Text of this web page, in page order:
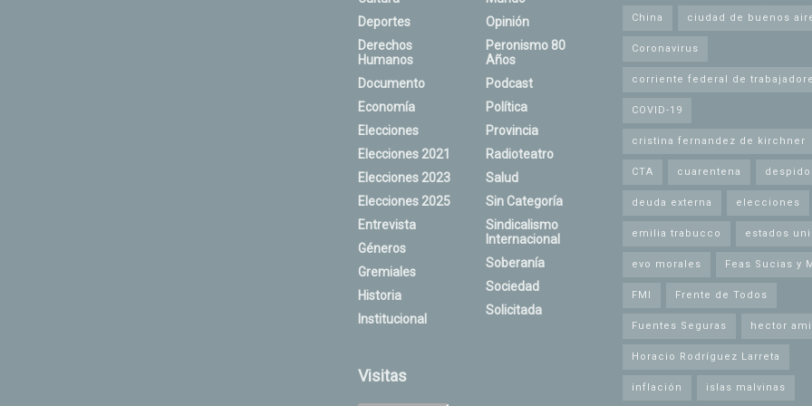
Deportes
Derechos
Humanos
Documento
Economía
Elecciones
Elecciones 2021
Elecciones 2023
Elecciones 2025
Entrevista
Géneros
Gremiales
Historia
Institucional
Opinión
Peronismo 80
Años
Podcast
Política
Provincia
Radioteatro
Salud
Sin Categoría
Sindicalismo
Internacional
Soberanía
Sociedad
Solicitada
Visitas
China ciudad de buenos
Coronavirus
corriente federal de
COVID-19
cristina fernandez de kirchner
CTA cuarentena
deuda externa elecciones
emilia trabucco estados
evo morales Feas Sucias y
FMI Frente de Todos
Fuentes Seguras hector
Horacio Rodríguez Larreta
inflación islas malvinas